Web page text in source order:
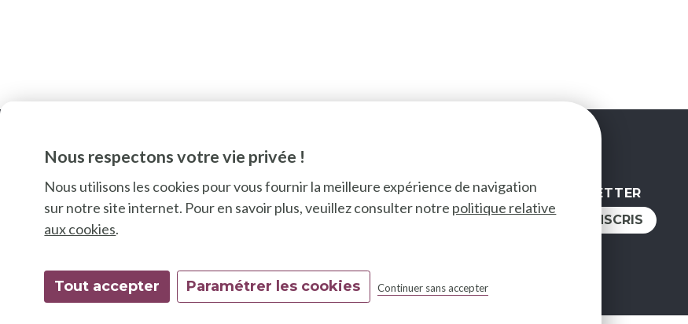
Nous respectons votre vie privée !
Nous utilisons les cookies pour vous fournir la meilleure expérience de navigation
sur notre site internet. Pour en savoir plus, veuillez consulter notre politique relative
aux cookies.
Tout accepter Continuer sans accepter
Paramétrer les cookies
SUIVEZ-NOUS
NEWSLETTER
JE M'INSCRIS